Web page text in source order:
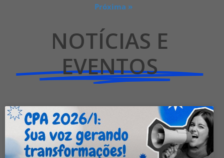
Próxima »
NOTÍCIAS E
EVENTOS